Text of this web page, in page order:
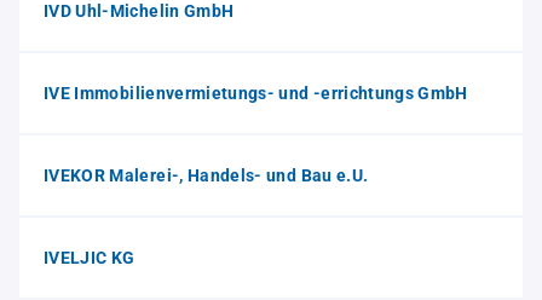
IVD Uhl-Michelin GmbH
IVE Immobilienvermietungs- und -errichtungs GmbH
IVEKOR Malerei-, Handels- und Bau e.U.
IVELJIC KG